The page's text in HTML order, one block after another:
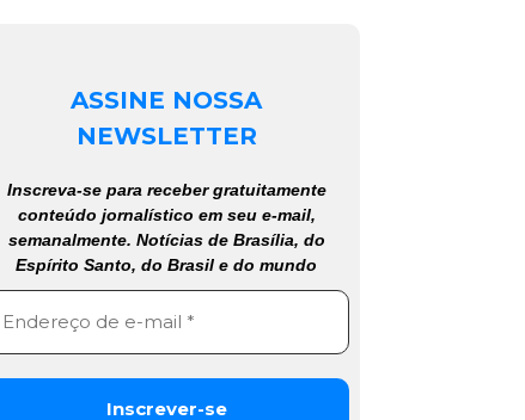
ASSINE NOSSA
NEWSLETTER
Inscreva-se para receber gratuitamente
conteúdo jornalístico em seu e-mail,
semanalmente. Notícias de Brasília, do
Espírito Santo, do Brasil e do mundo